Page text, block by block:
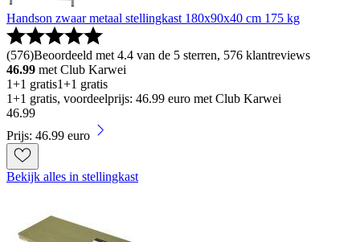
Handson zwaar metaal stellingkast 180x90x40 cm 175 kg
(576)Beoordeeld met 4.4 van de 5 sterren, 576 klantreviews
46.99 met Club Karwei
1+1 gratis1+1 gratis
1+1 gratis, voordeelprijs: 46.99 euro met Club Karwei
46.99
Prijs: 46.99 euro
Bekijk alles in stellingkast